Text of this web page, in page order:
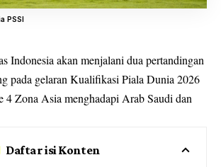
PSSI
Indonesia akan menjalani dua pertandingan
pada gelaran Kualifikasi Piala Dunia 2026
4 Zona Asia menghadapi Arab Saudi dan
Daftar isi Konten